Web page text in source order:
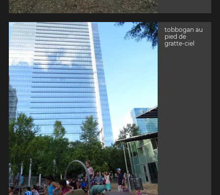
tobbogan au
pied de
gratte-ciel